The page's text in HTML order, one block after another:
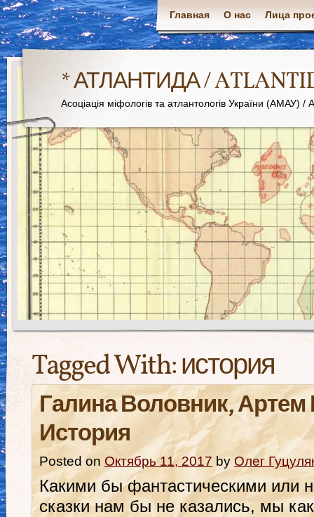
Главная О нас Лица
* АТЛАНТИДА /
Асоціація міфологів та атлантологів України
Tagged With:история
Галина Воловник,
История
Posted on Октябрь 11, 2017 by Олег
Какими бы фантастическими или
сказки нам бы не казались, мы